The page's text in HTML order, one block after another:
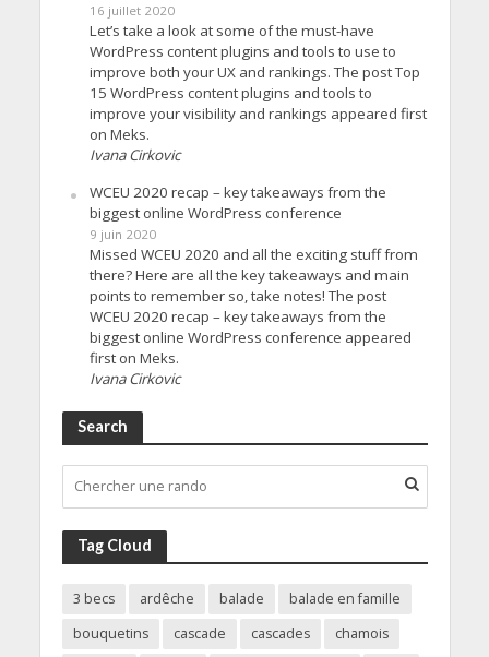
16 juillet 2020
Let’s take a look at some of the must-have
WordPress content plugins and tools to use to
improve both your UX and rankings. The post Top
15 WordPress content plugins and tools to
improve your visibility and rankings appeared first
on Meks.
Ivana Cirkovic
WCEU 2020 recap – key takeaways from the
biggest online WordPress conference
9 juin 2020
Missed WCEU 2020 and all the exciting stuff from
there? Here are all the key takeaways and main
points to remember so, take notes! The post
WCEU 2020 recap – key takeaways from the
biggest online WordPress conference appeared
first on Meks.
Ivana Cirkovic
Search
Tag Cloud
3 becs ardêche balade
balade en famille
bouquetins
cascade cascades
chamois